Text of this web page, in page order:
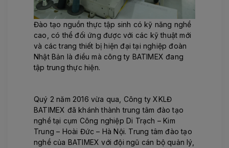
Đào tạo nguồn thực tập sinh có kỹ năng nghề
cao, có thể đối ứng được với các kỹ thuật mới
và các trang thiết bị hiện đại tại nghiệp đoàn
Nhật Bản là điều mà công ty BATIMEX đang
tập trung thực hiện.
Quý 2 năm 2016 vừa qua, Công ty XKLĐ
BATIMEX đã khánh thành trung tâm đào tạo
nghề tại cụm Công nghiệp Di Trạch – Kim
Trung – Hoài Đức – Hà Nội. Trung tâm đào tạo
nghề của BATIMEX với đội ngũ cán bộ quản lý,